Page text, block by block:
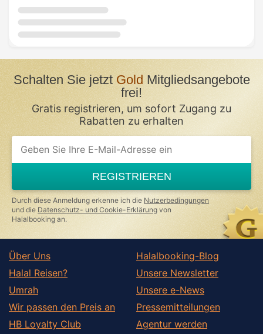
Schalten Sie jetztGold Mitgliedsangebote
frei!
Gratis registrieren, um sofort Zugang zu
Rabatten zu erhalten
If
you
ignore
this
field
REGISTRIEREN
Durch diese Anmeldung erkenne ich die Nutzerbedingungen
und die Datenschutz- und Cookie-Erklärung von
Halalbooking an.
Über Uns
Halal Reisen?
Umrah
Wir passen den Preis an
HB Loyalty Club
Halalbooking-Blog
Unsere Newsletter
Unsere e-News
Pressemitteilungen
Agentur werden